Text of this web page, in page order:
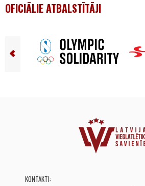
OFICIĀLIE ATBALSTĪTĀJI
KONTAKTI: